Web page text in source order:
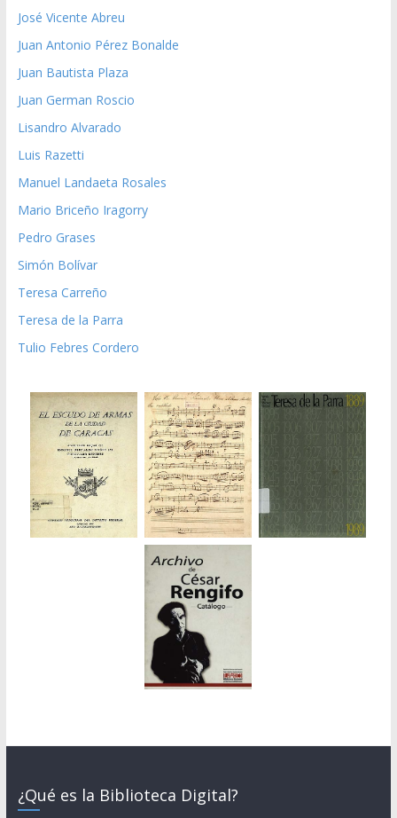
José Vicente Abreu
Juan Antonio Pérez Bonalde
Juan Bautista Plaza
Juan German Roscio
Lisandro Alvarado
Luis Razetti
Manuel Landaeta Rosales
Mario Briceño Iragorry
Pedro Grases
Simón Bolívar
Teresa Carreño
Teresa de la Parra
Tulio Febres Cordero
¿Qué es la Biblioteca Digital?